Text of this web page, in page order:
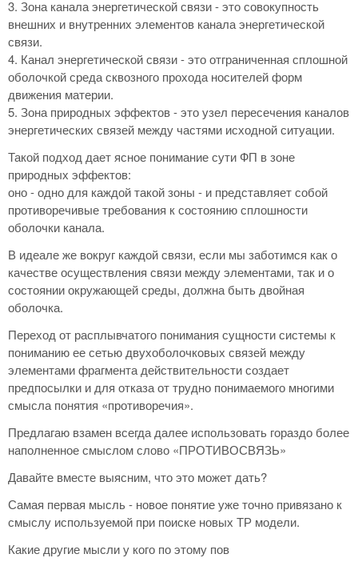
3. Зона канала энергетической связи - это совокупность
внешних и внутренних элементов канала энергетической
связи.
4. Канал энергетической связи - это отграниченная сплошной
оболочкой среда сквозного прохода носителей форм
движения материи.
5. Зона природных эффектов - это узел пересечения каналов
энергетических связей между частями исходной ситуации.
Такой подход дает ясное понимание сути ФП в зоне
природных эффектов:
оно - одно для каждой такой зоны - и представляет собой
противоречивые требования к состоянию сплошности
оболочки канала.
В идеале же вокруг каждой связи, если мы заботимся как о
качестве осуществления связи между элементами, так и о
состоянии окружающей среды, должна быть двойная
оболочка.
Переход от расплывчатого понимания сущности системы к
пониманию ее сетью двухоболочковых связей между
элементами фрагмента действительности создает
предпосылки и для отказа от трудно понимаемого многими
смысла понятия «противоречия».
Предлагаю взамен всегда далее использовать гораздо более
наполненное смыслом слово «ПРОТИВОСВЯЗЬ»
Давайте вместе выясним, что это может дать?
Самая первая мысль - новое понятие уже точно привязано к
смыслу используемой при поиске новых ТР модели.
Какие другие мысли у кого по этому пов